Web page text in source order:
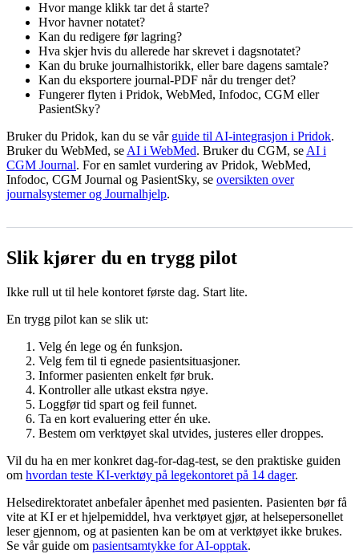
Hvor mange klikk tar det å starte?
Hvor havner notatet?
Kan du redigere før lagring?
Hva skjer hvis du allerede har skrevet i dagsnotatet?
Kan du bruke journalhistorikk, eller bare dagens samtale?
Kan du eksportere journal-PDF når du trenger det?
Fungerer flyten i Pridok, WebMed, Infodoc, CGM eller
PasientSky?
Bruker du Pridok, kan du se vår guide til AI-integrasjon i Pridok.
Bruker du WebMed, seAI i WebMed. Bruker du CGM, seAI i
CGM Journal. For en samlet vurdering av Pridok, WebMed,
Infodoc, CGM Journal og PasientSky, se oversikten over
journalsystemer og Journalhjelp.
Slik kjører du en trygg pilot
Ikke rull ut til hele kontoret første dag. Start lite.
En trygg pilot kan se slik ut:
Velg én lege og én funksjon.
Velg fem til ti egnede pasientsituasjoner.
Informer pasienten enkelt før bruk.
Kontroller alle utkast ekstra nøye.
Loggfør tid spart og feil funnet.
Ta en kort evaluering etter én uke.
Bestem om verktøyet skal utvides, justeres eller droppes.
Vil du ha en mer konkret dag-for-dag-test, se den praktiske guiden
om hvordan teste KI-verktøy på legekontoret på 14 dager.
Helsedirektoratet anbefaler åpenhet med pasienten. Pasienten bør få
vite at KI er et hjelpemiddel, hva verktøyet gjør, at helsepersonellet
leser gjennom, og at pasienten kan be om at verktøyet ikke brukes.
Se vår guide om pasientsamtykke for AI-opptak.